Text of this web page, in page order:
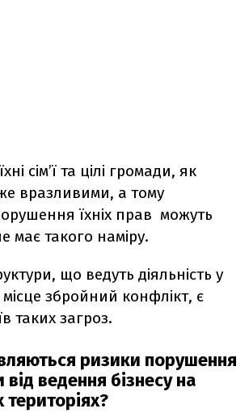
сім’ї та цілі громади, як
вразливими, а тому
їхніх прав можуть
має такого наміру.
що ведуть діяльність у
збройний конфлікт, є
таких загроз.
ризики порушення
ведення бізнесу на